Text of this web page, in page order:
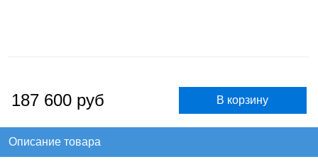
187 600 руб
Описание товара